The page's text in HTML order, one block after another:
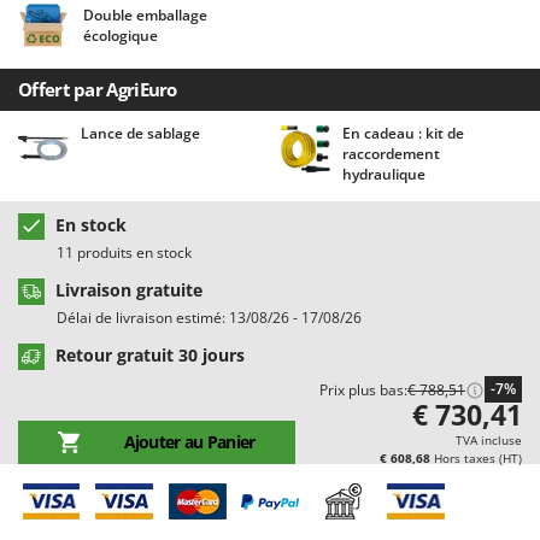
Chaudrons électriques pour polenta
Cisailles à gazon à batterie
Cisailles taille-haies manuelles
Climatiseurs
Compresseurs d'air électriques
Compresseurs pour la récolte des olives et la taille
Coupe-bordures - Trimmers
Coupe-branches
Couveuses à œufs
Cultivateurs Tiller à ressorts - Extirpateurs
Décompacteurs agricoles
Découpeurs plasma
Déplaqueuses de gazon
Barbieri
Benassi
Beper
Berkel
Bernardi
Bertolini Pumps
Bestway
Beta tools
Black & Decker
BlackStone
Blue Bird
Bomet
Double emballage
écologique
Offert par AgriEuro
Lance de sablage
En cadeau : kit de
raccordement
hydraulique
En stock
11 produits en stock
Livraison gratuite
Délai de livraison estimé: 13/08/26 - 17/08/26
Retour gratuit 30 jours
Prix plus bas:€ 788,51 -7%
Ajouter au Panier
€ 730,41
TVA incluse
€ 608,68 Hors taxes (HT)